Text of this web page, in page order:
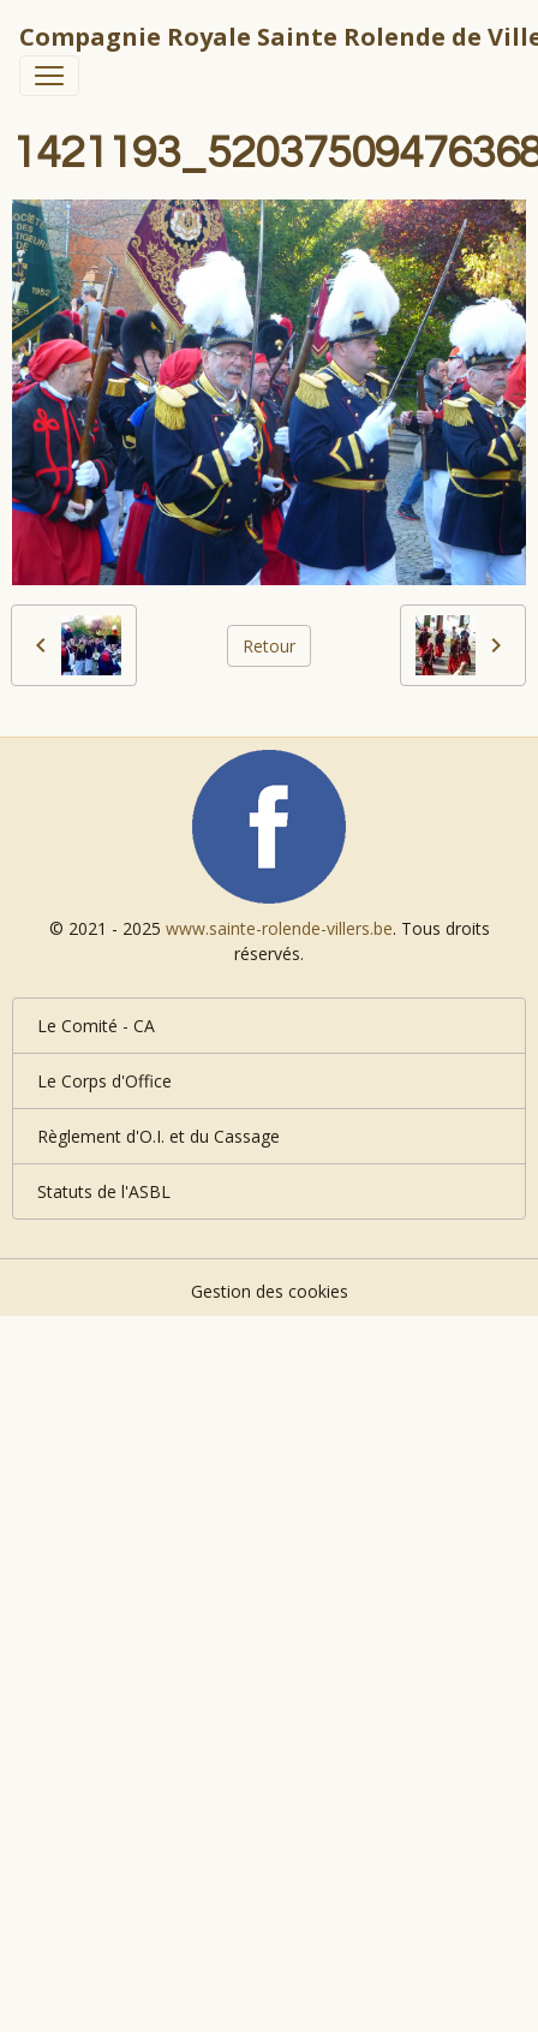
Compagnie Royale Sainte Rolende de
Retour
© 2021 - 2025 www.sainte-rolende-villers.be. Tous droits
réservés.
Le Comité - CA
Le Corps d'Office
Règlement d'O.I. et du Cassage
Statuts de l'ASBL
Gestion des cookies